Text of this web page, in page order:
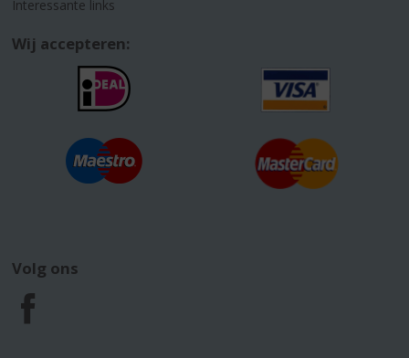
Interessante links
Wij accepteren:
Volg ons
F